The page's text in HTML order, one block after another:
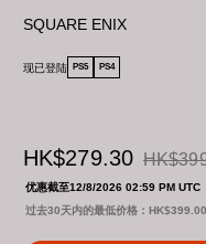
SQUARE ENIX
现已登陆 PS5 PS4
HK$279.30 从原价
优惠截至12/8/2026 02:59 PM UTC
过去30天内的最低价格：HK$399.00